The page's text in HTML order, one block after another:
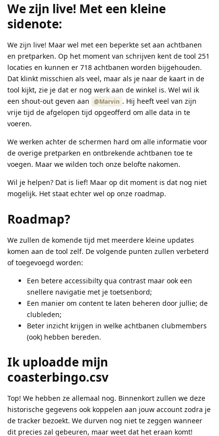
We zijn live! Met een kleine
sidenote:
We zijn live! Maar wel met een beperkte set aan achtbanen
en pretparken. Op het moment van schrijven kent de tool 251
locaties en kunnen er 718 achtbanen worden bijgehouden.
Dat klinkt misschien als veel, maar als je naar de kaart in de
tool kijkt, zie je dat er nog werk aan de winkel is. Wel wil ik
een shout-out geven aan @Marvin . Hij heeft veel van zijn
vrije tijd de afgelopen tijd opgeofferd om alle data in te
voeren.
We werken achter de schermen hard om alle informatie voor
de overige pretparken en ontbrekende achtbanen toe te
voegen. Maar we wilden toch onze belofte nakomen.
Wil je helpen? Dat is lief! Maar op dit moment is dat nog niet
mogelijk. Het staat echter wel op onze roadmap.
Roadmap?
We zullen de komende tijd met meerdere kleine updates
komen aan de tool zelf. De volgende punten zullen verbeterd
of toegevoegd worden:
Een betere accessibilty qua contrast maar ook een
snellere navigatie met je toetsenbord;
Een manier om content te laten beheren door jullie; de
clubleden;
Beter inzicht krijgen in welke achtbanen clubmembers
(ook) hebben bereden.
Ik uploadde mijn
coasterbingo.csv
Top! We hebben ze allemaal nog. Binnenkort zullen we deze
historische gegevens ook koppelen aan jouw account zodra je
de tracker bezoekt. We durven nog niet te zeggen wanneer
dit precies zal gebeuren, maar weet dat het eraan komt!